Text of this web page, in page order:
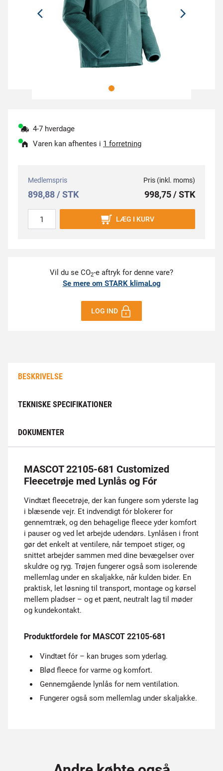
4-7 hverdage
Varen kan afhentes i 1 forretning
Medlemspris
898,88 / STK
Pris (inkl. moms)
998,75 / STK
LÆG I KURV
Vil du se CO2-e aftryk for denne vare?
Se mere om STARK klimaLog
LOG IND
BESKRIVELSE
TEKNISKE SPECIFIKATIONER
DOKUMENTER
MASCOT 22105-681 Customized
Fleecetrøje med Lynlås og Fór
Vindtæt fleecetrøje, der kan fungere som yderste lag
i blæsende vejr. Et indvendigt fór blokerer for
gennemtræk, og den behagelige fleece yder komfort
i pauser og ved let arbejde udendørs. Lynlåsen i front
gør det enkelt at ventilere, når tempoet stiger, og
snittet arbejder sammen med dine bevægelser over
skuldre og ryg. Trøjen fungerer også som isolerende
mellemlag under en skaljakke, når kulden bider. En
praktisk, let løsning til transport, montage og kørsel
mellem pladser – og et pænt, neutralt lag til møder
og kundekontakt.
Produktfordele for MASCOT 22105-681
Vindtæt fór – kan bruges som yderlag.
Blød fleece for varme og komfort.
Gennemgående lynlås for nem ventilation.
Fungerer også som mellemlag under skaljakke.